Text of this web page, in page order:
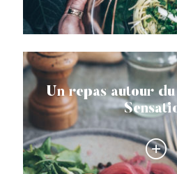
Un repas autour